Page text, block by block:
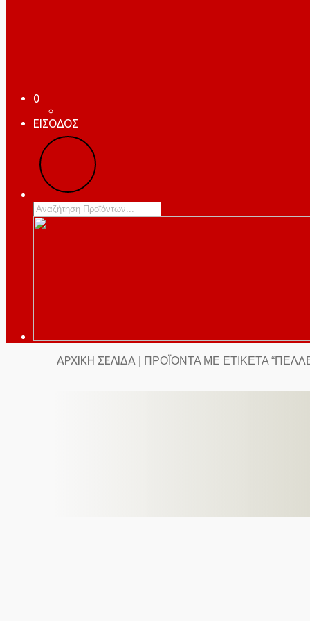
0
ΕΙΣΟΔΟΣ
Products
search
ΑΡΧΙΚΉ ΣΕΛΊΔΑ | ΠΡΟΪΌΝΤΑ ΜΕ ΕΤΙΚΈΤΑ